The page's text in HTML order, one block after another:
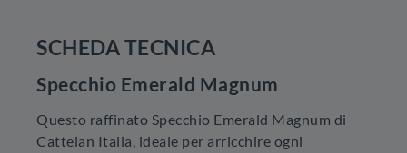
SCHEDA TECNICA
Specchio Emerald Magnum
Questo raffinato Specchio Emerald Magnum di
Cattelan Italia, ideale per arricchire ogni